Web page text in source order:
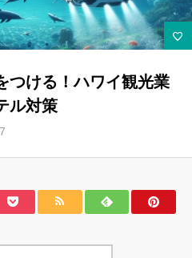
つける！ハワイ観光業
ル対策